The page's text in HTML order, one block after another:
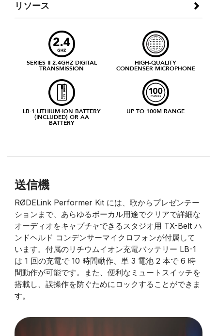
リソース
SERIES II 2.4GHZ DIGITAL
TRANSMISSION
HIGH-QUALITY
CONDENSER MICROPHONE
LB-1 LITHIUM-ION BATTERY
(INCLUDED) OR AA
BATTERY
UP TO 100M RANGE
送信機
RØDELink Performer Kit には、歌からプレゼンテー
ションまで、あらゆるボーカル用途でクリアで詳細な
オーディオをキャプチャできるスタジオ用 TX-Belt ハ
ンドヘルド コンデンサーマイクロフォンが付属して
います。付属のリチウムイオン充電バッテリー LB-1
は 1 回の充電で 10 時間動作、単 3 電池 2 本で 6 時
間動作が可能です。また、便利なミュートスイッチを
搭載し、誤操作を防ぐためにロックすることができま
す。